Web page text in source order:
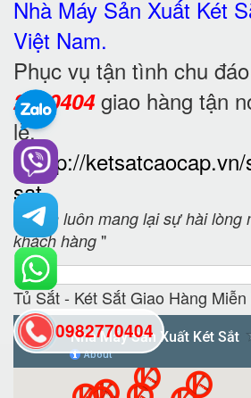
Nhà Máy Sản Xuất Két
Việt Nam.
Phục vụ tận tình chu
2770404giao hàng tận
lễ.
?http://
sat
"Luôn luôn mang lại sự hài lòng
khách hàng "
Tủ Sắt - Két Sắt Giao Hàng
0982770404